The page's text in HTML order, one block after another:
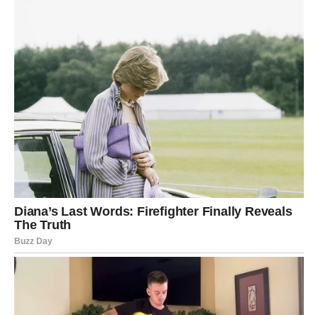
VAGA
Vage u drugoj dekadi februara osećaju potrebu za
balansom koji dolazi iznutra
zadovoljavaju površni kompromisi i odnosi bez dubine.
Zvezde vas podstiču da budete iskreni, čak i kada to znači
da će neko biti suočen sa istinom.